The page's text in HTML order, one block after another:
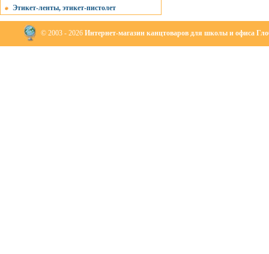
Этикет-ленты, этикет-пистолет
© 2003 - 2026 Интернет-магазин канцтоваров для школы и офиса